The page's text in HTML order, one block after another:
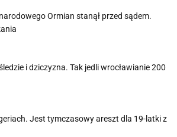
Ormian stanął przed sądem.
i dziczyzna. Tak jedli wrocławianie 200
Jest tymczasowy areszt dla 19-latki z